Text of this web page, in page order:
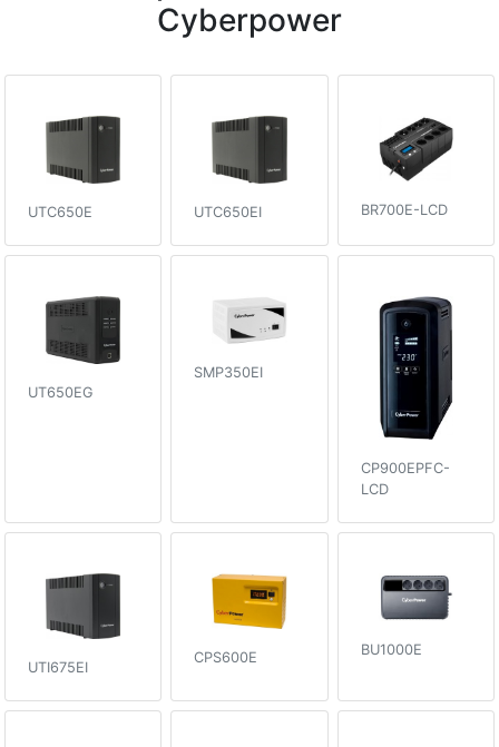
Cyberpower
UTC650E UTC650EI BR700E-LCD
UT650EG
SMP350EI
CP900EPFC-
LCD
UTI675EI
CPS600E BU1000E